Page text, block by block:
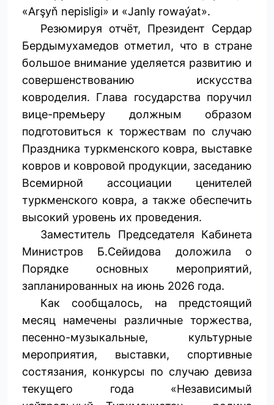
«Arşyň nepisligi» и «Janly rowaýat».
Резюмируя отчёт, Президент Сердар
Бердымухамедов отметил, что в стране
большое внимание уделяется развитию и
совершенствованию искусства
ковроделия. Глава государства поручил
вице-премьеру должным образом
подготовиться к торжествам по случаю
Праздника туркменского ковра, выставке
ковров и ковровой продукции, заседанию
Всемирной ассоциации ценителей
туркменского ковра, а также обеспечить
высокий уровень их проведения.
Заместитель Председателя Кабинета
Министров Б.Сейидова доложила о
Порядке основных мероприятий,
запланированных на июнь 2026 года.
Как сообщалось, на предстоящий
месяц намечены различные торжества,
песенно-музыкальные, культурные
мероприятия, выставки, спортивные
состязания, конкурсы по случаю девиза
текущего года «Независимый